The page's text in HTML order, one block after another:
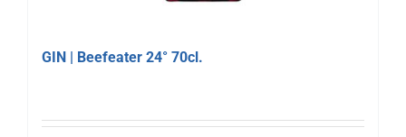
GIN | Beefeater 24° 70cl.